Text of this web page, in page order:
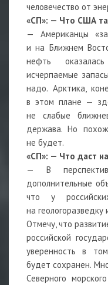
человечество от
«СП»: — Что США
— Американцы
и на Ближнем
нефть
исчерпаемые
надо. Арктика,
в этом плане —
не слабые
держава. Но
не будет.
«СП»: — Что даст
— В
дополнительные
что у
на
Отмечу, что
российской
уверенность в
будет сохранен.
Северного